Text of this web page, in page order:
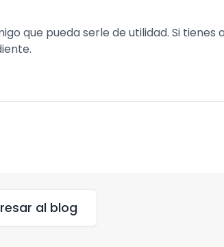
que pueda serle de utilidad. Si
al blog